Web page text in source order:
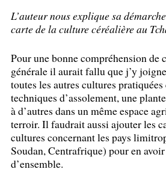
L’auteur nous explique sa
carte de la culture céréalière au
Pour une bonne compréhension de
générale il aurait fallu que j’y
toutes les autres cultures pratiquées
techniques d’assolement, une
à d’autres dans un même espace
terroir. Il faudrait aussi ajouter les
cultures concernant les pays
Soudan, Centrafrique) pour en
d’ensemble.